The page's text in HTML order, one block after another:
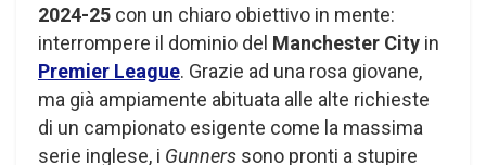
2024-25 con un chiaro obiettivo in mente:
interrompere il dominio del Manchester City in
Premier League. Grazie ad una rosa giovane,
ma già ampiamente abituata alle alte richieste
di un campionato esigente come la massima
serie inglese, i Gunners sono pronti a stupire